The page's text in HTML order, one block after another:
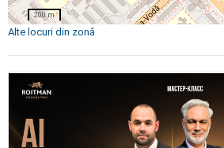
200 m
Alte locuri din zonă